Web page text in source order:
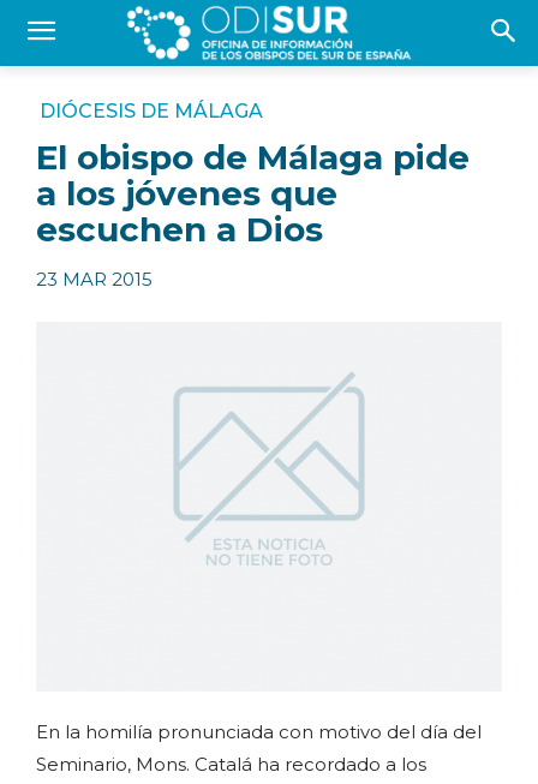
DIÓCESIS DE MÁLAGA
El obispo de Málaga pide
a los jóvenes que
escuchen a Dios
23 MAR 2015
En la homilía pronunciada con motivo del día del
Seminario, Mons. Catalá ha recordado a los